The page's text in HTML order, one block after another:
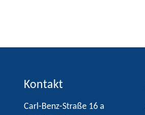
Kontakt
Carl-Benz-Straße 16 a